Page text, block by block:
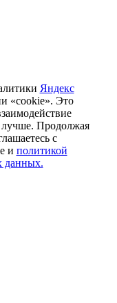
Яндекс
«cookie». Это
лучше. Продолжая
с
и политикой
данных.